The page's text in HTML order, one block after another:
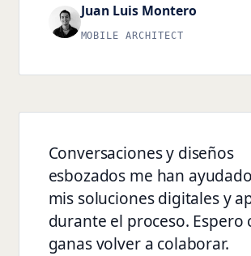
Juan Luis Montero
MOBILE ARCHITECT
Conversaciones y diseños
esbozados me han
mis soluciones digitales y
durante el proceso. Espero
ganas volver a colaborar.